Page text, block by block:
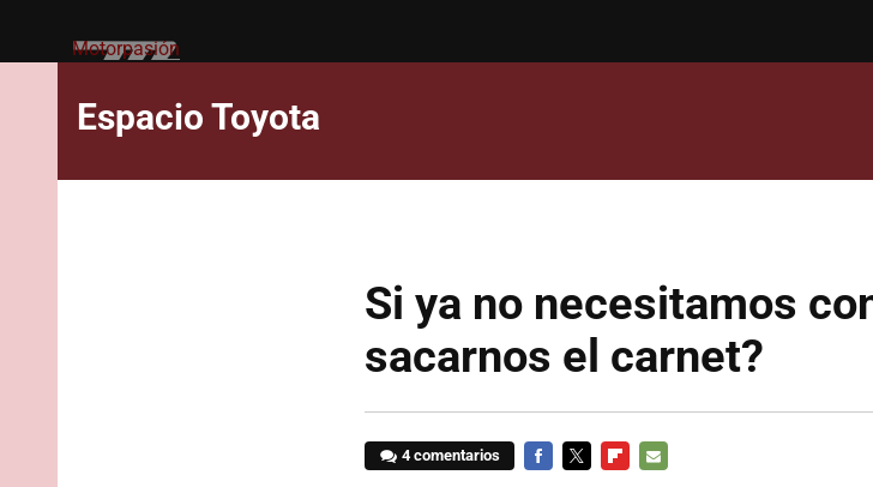
Motorpasión
Espacio Toyota
Si ya no necesitamos
sacarnos el carnet?
4 comentarios